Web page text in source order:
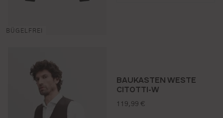
BÜGELFREI
BAUKASTEN WESTE
CITOTTI-W
regulärer preis:
119,99 €